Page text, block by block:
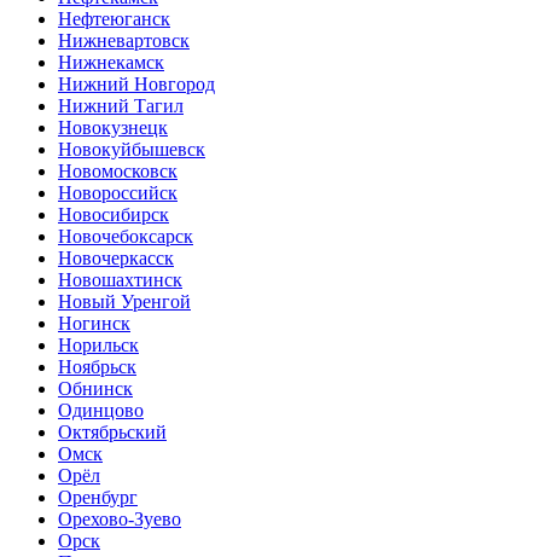
Нефтеюганск
Нижневартовск
Нижнекамск
Нижний Новгород
Нижний Тагил
Новокузнецк
Новокуйбышевск
Новомосковск
Новороссийск
Новосибирск
Новочебоксарск
Новочеркасск
Новошахтинск
Новый Уренгой
Ногинск
Норильск
Ноябрьск
Обнинск
Одинцово
Октябрьский
Омск
Орёл
Оренбург
Орехово-Зуево
Орск